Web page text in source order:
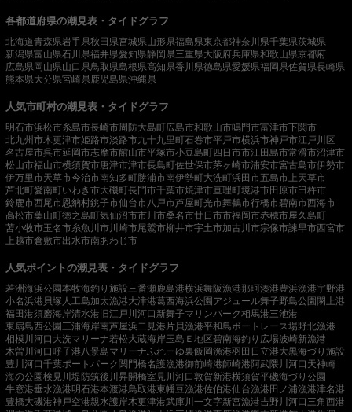
各都道府県の潮見表・タイドグラフ
北海道青森県岩手県秋田県宮城県山形県福島県東京都神奈川県千葉県茨城県
新潟県富山県石川県福井県愛知県静岡県三重県大阪府兵庫県和歌山県京都府
広島県岡山県山口県鳥取県島根県高知県香川県徳島県愛媛県福岡県佐賀県長崎県
熊本県大分県宮崎県鹿児島県沖縄県
人気市町村の潮見表・タイドグラフ
明石市浜松市糸島市長崎市周防大島町広島市和歌山市鳴門市富津市下関市
北九州市木更津市姫路市淡路市九十九里町石巻市平戸市横浜市神戸市江戸川区
名古屋市呉市延岡市志摩市館山市平塚市小豆島町四日市市江田島市常滑市沼津市
松山市福山市横須賀市唐津市津市長島町佐世保市茅ヶ崎市浦安市宮古島市伊勢市
伊万里市天草市今治市南知多町勝浦市南伊勢町大洗町浜田市五島市 上天草市
芦北町愛南町いわき市大磯町長門市千葉市焼津市亘理町境港市田原市臼杵市
鈴鹿市西尾市恩納村銚子市仙台市八戸市芦屋町光市舞鶴市行橋市碧南市西海市
高松市葉山町徳之島町気仙沼市市川市桑名市廿日市市福岡市赤穂市屋久島町
苫小牧市玉名市糸魚川市川崎市尾鷲市柳井市宇土市加古川市宗像市諫早市西宮市
上越市倉敷市出水市南あわじ市
人気ポイントの潮見表・タイドグラフ
若洲海浜公園本牧海釣り施設三番瀬鹿島港横浜舞阪漁港那珂湊港豊浜漁港宇野港
小名浜港 貝塚人工島加太漁港大津港葛西海浜公園 アジュール舞子野島公園 閖上港
福田港須磨海岸清水港 旧江戸川河口 新舞子マリンパーク相馬港三池港
東扇島西公園 三浦海岸南芦屋浜二見港 片貝漁港平和島ボートレース場野北漁港
相模川河口 大洗マリーナ若松大蔵海岸玉島Ｅ地区碧南海釣り広場波崎新漁港
木曽川河口呼子港八景島マリーナふれーゆ裏飯岡漁港羽田 日立港大黒海づり施設
豊川河口千葉ポートパーク 関門橋名護漁港御前崎港師崎港 阿武隈川河口 天神崎
海の公園検見川堤防筑後川昇開橋室見川河口敦賀新港横須賀平磯海づり公園
牛窓港垂水漁港明石港本渡港鳥取港東幡豆漁港佐伯港仙台漁港 田ノ浦漁港津名港
豊橋大磯港神戸空港親水護岸木更津港武庫川一文字新宮漁港吉野川河口 三角西港